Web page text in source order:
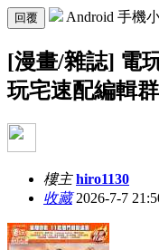
回覆 Android 手機
[漫畫/雜誌] 電
玩宅速配編輯
樓主 hiro1130
收藏2026-7-7